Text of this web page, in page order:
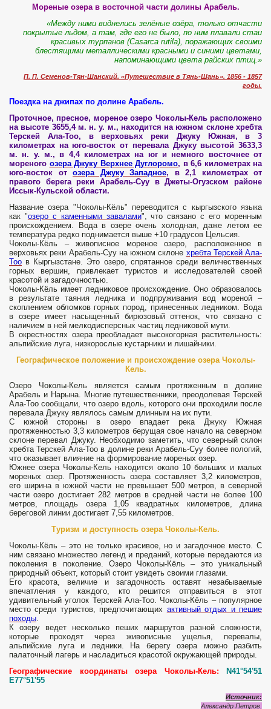
Мореные озера в восточной части долины Арабель.
«Между ними виднелись зелёные озёра, только отчасти
покрытые льдом, а там, где его не было, по ним плавали стаи
красивых турпанов (Casarca rutila), поражающих своими
блестящими металлическими красными и синими цветами,
напоминающими цвета райских птиц.»
П. П. Семенов-Тян-Шанский. «Путешествие в Тянь-Шань». 1856 - 1857
годы.
Поездка на джипах по долине Арабель.
Проточное, пресное, мореное озеро Чоколы-Кель расположено
на высоте 3655,4 м. н. у. м., находится на южном склоне хребта
Терскей Ала-Тоо, в верховьях реки Джуку Южная, в 3
километрах на юго-восток от перевала Джуку высотой 3633,3
м. н. у. м., в 4,4 километрах на юг и немного восточнее от
мореного озера Джуку Верхнее Дуглоромо, в 6,6 километрах на
юго-восток от озера Джуку Западное, в 2,1 километрах от
правого берега реки Арабель-Суу в Джеты-Огузском районе
Иссык-Кульской области.
Название озера "Чоколы-Кёль" переводится с кыргызского языка
как "озеро с каменными завалами", что связано с его моренным
происхождением. Вода в озере очень холодная, даже летом ее
температура редко поднимается выше +10 градусов Цельсия.
Чоколы-Кёль – живописное мореное озеро, расположенное в
верховьях реки Арабель-Суу на южном склоне хребта Терскей Ала-
Тоо в Кыргызстане. Это озеро, спрятанное среди величественных
горных вершин, привлекает туристов и исследователей своей
красотой и загадочностью.
Чоколы-Кёль имеет ледниковое происхождение. Оно образовалось
в результате таяния ледника и подпруживания вод мореной –
скоплением обломков горных пород, принесенных ледником. Вода
в озере имеет насыщенный бирюзовый оттенок, что связано с
наличием в ней мелкодисперсных частиц ледниковой мути.
В окрестностях озера преобладает высокогорная растительность:
альпийские луга, низкорослые кустарники и лишайники.
Географическое положение и происхождение озера Чоколы-
Кель.
Озеро Чоколы-Кель является самым протяженным в долине
Арабель и Нарына. Многие путешественники, преодолевая Терскей
Ала-Тоо сообщали, что озеро вдоль, которого они проходили после
перевала Джуку являлось самым длинным на их пути.
С южной стороны в озеро впадает река Джуку Южная
протяженностью 3,3 километров берущая свое начало на северном
склоне перевал Джуку. Необходимо заметить, что северный склон
хребта Терскей Ала-Тоо в долине реки Арабель-Суу более пологий,
что оказывает влияние на формирование мореных озер.
Южнее озера Чоколы-Кель находится около 10 больших и малых
мореных озер. Протяженность озера составляет 3,2 километров,
его ширина в южной части не превышает 500 метров, в северной
части озеро достигает 282 метров в средней части не более 100
метров, площадь озера 1,05 квадратных километров, длина
береговой линии достигает 7,55 километров.
Туризм и доступность озера Чоколы-Кель.
Чоколы-Кёль – это не только красивое, но и загадочное место. С
ним связано множество легенд и преданий, которые передаются из
поколения в поколение. Озеро Чоколы-Кёль – это уникальный
природный объект, который стоит увидеть своими глазами.
Его красота, величие и загадочность оставят незабываемые
впечатления у каждого, кто решится отправиться в этот
удивительный уголок Терскей Ала-Тоо. Чоколы-Кёль – популярное
место среди туристов, предпочитающих активный отдых и пешие
походы.
К озеру ведет несколько пеших маршрутов разной сложности,
которые проходят через живописные ущелья, перевалы,
альпийские луга и ледники. На берегу озера можно разбить
палаточный лагерь и насладиться красотой окружающей природы.
Географические координаты озера Чоколы-Кель:
N41°54'51
E77°51'55
Источник:
Александр Петров.